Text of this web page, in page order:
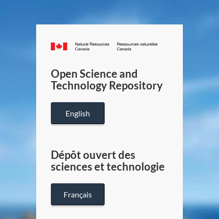
Canada.ca
/
Canada
Open Science and
Technology Repository
English
Dépôt ouvert des
sciences et technologie
Français